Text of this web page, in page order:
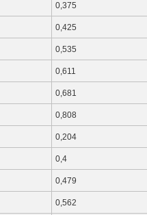
0,375
0,425
0,535
0,611
0,681
0,808
0,204
0,4
0,479
0,562